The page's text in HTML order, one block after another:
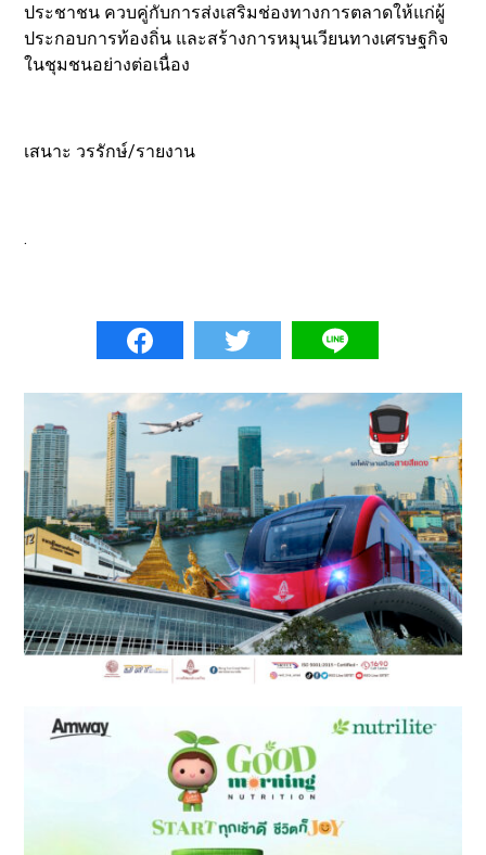
ประชาชน ควบคู่กับการส่งเสริมช่องทางการตลาดให้แก่ผู้
ประกอบการท้องถิ่น และสร้างการหมุนเวียนทางเศรษฐกิจ
ในชุมชนอย่างต่อเนื่อง
เสนาะ วรรักษ์/รายงาน
.